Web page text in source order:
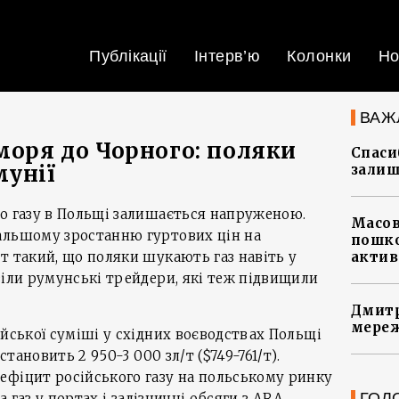
Публікації Інтерв’ю Колонки
до Чорного: поляки
газу в Польщі залишається напруженою.
зростанню гуртових цін на
такий, що поляки шукають газ навіть у
румунські трейдери, які теж підвищили
суміші у східних воєводствах Польщі
2 950-3 000 зл/т ($749-761/т).
російського газу на польському ринку